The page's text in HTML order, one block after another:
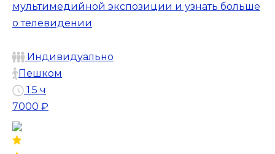
мультимедийной экспозиции и узнать больше
о телевидении
Индивидуально
Пешком
1.5 ч
7000 ₽